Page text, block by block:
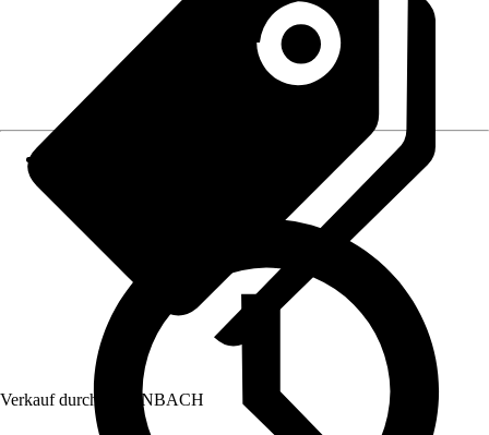
Verkauf durch: HORNBACH